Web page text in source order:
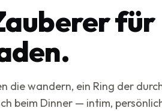
für
die wandern, ein Ring der
beim Dinner — intim,